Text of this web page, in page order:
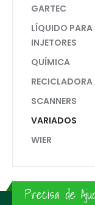
GARTEC
LÍQUIDO PARA
INJETORES
QUÍMICA
SCANNERS
VARIADOS
WIER
Precisa de